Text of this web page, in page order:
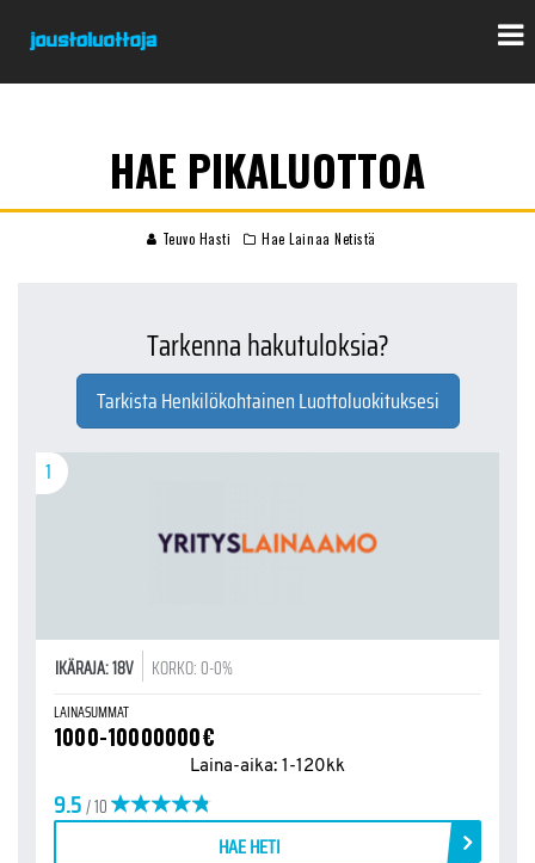
HAE PIKALUOTTOA
Teuvo Hasti Hae Lainaa Netistä
Tarkenna hakutuloksia?
Tarkista Henkilökohtainen Luottoluokituksesi
1
IKÄRAJA: 18V KORKO: 0-0%
LAINASUMMAT
1000-10000000€
Laina-aika: 1-120kk
9.5/ 10
HAE HETI